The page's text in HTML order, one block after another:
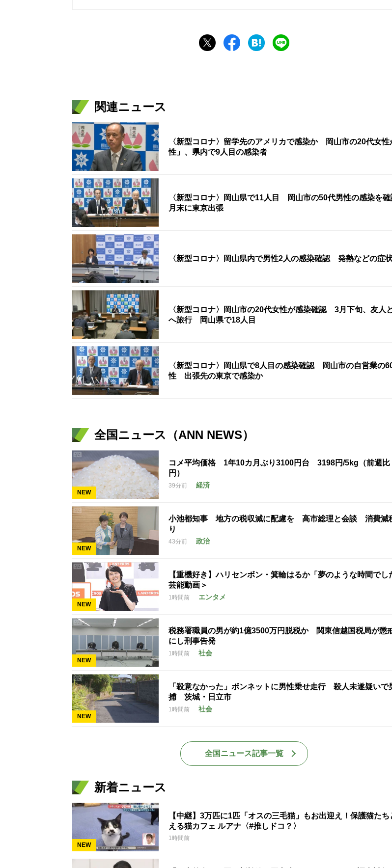
関連ニュース
〈新型コロナ〉留学先のアメリカで感染か 岡山市の20代女性
性」、県内で9人目の感染者
〈新型コロナ〉岡山県で11人目 岡山市の50代男性の感染を
月末に東京出張
〈新型コロナ〉岡山県内で男性2人の感染確認 発熱などの症
〈新型コロナ〉岡山市の20代女性が感染確認 3月下旬、友人
へ旅行 岡山県で18人目
〈新型コロナ〉岡山県で8人目の感染確認 岡山市の自営業の
性 出張先の東京で感染か
全国ニュース（ANN NEWS）
NEW
コメ平均価格 1年10カ月ぶり3100円台 3198円/5kg（前週比
円）
39分前 経済
NEW
小池都知事 地方の税収減に配慮を 高市総理と会談 消費減
り
43分前 政治
NEW
【重機好き】ハリセンボン・箕輪はるか「夢のような時間でし
芸能動画＞
1時間前 エンタメ
NEW
税務署職員の男が約1億3500万円脱税か 関東信越国税局が懲
にし刑事告発
1時間前 社会
NEW
「殺意なかった」ボンネットに男性乗せ走行 殺人未遂疑いで
捕 茨城・日立市
1時間前 社会
全国ニュース記事一覧
新着ニュース
NEW
【中継】3万匹に1匹「オスの三毛猫」もお出迎え！保護猫たち
える猫カフェ ルアナ〈#推しドコ？〉
1時間前